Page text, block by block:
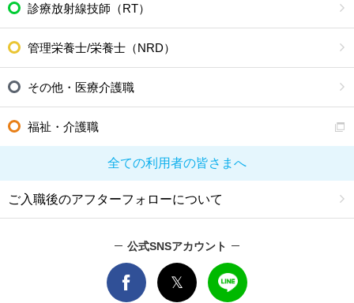
診療放射線技師（RT）
管理栄養士/栄養士（NRD）
その他・医療介護職
福祉・介護職
全ての利用者の皆さまへ
ご入職後のアフターフォローについて
公式SNSアカウント